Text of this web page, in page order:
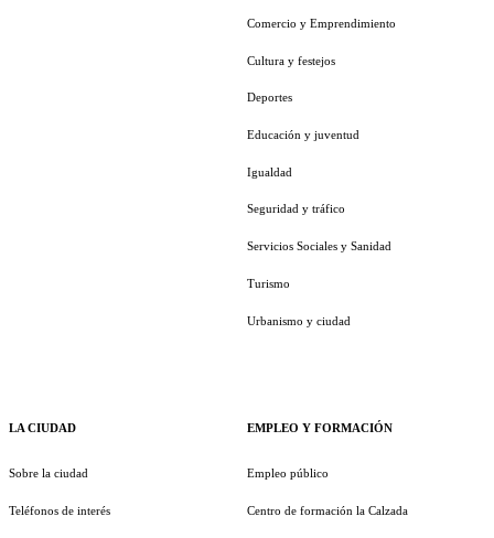
LA CIUDAD
Sobre la ciudad
Teléfonos de interés
Comercio y Emprendimiento
Cultura y festejos
Deportes
Educación y juventud
Igualdad
Seguridad y tráfico
Servicios Sociales y Sanidad
Turismo
Urbanismo y ciudad
EMPLEO Y FORMACIÓN
Empleo público
Centro de formación la Calzada